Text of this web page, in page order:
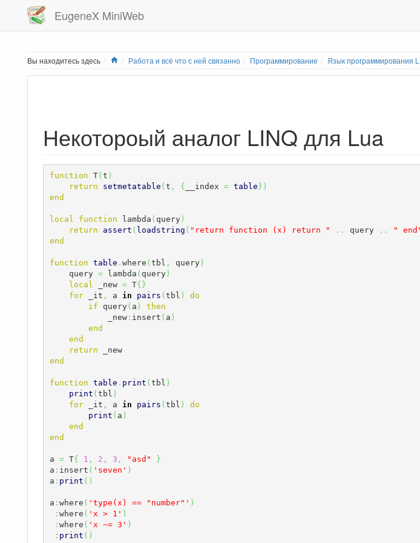
EugeneX MiniWeb
Вы находитесь здесь Home
Работа и всё что с ней связанно Программирование Язык программирования
Некотороый аналог LINQ для Lua
function T( t )
return
setmetatable ( t , { __index = table } )
end
local function lambda ( query)
return
assert ( loadstring ( "return function (x) return " .. query .. "
end
function table . where ( tbl , query)
    query
= lambda ( query)
local _new = T{ }
for _it , a in pairs ( tbl )
do
if query( a )
then
            _new
: insert ( a )
end
end
return
_new
end
function table . print ( tbl )
print ( tbl )
for _it , a in pairs ( tbl )
do
print ( a )
end
end
a = T{ 1 , 2 , 3 , "asd"
}
a : insert ( 'seven' )
a : print ( )
a : where ( 'type(x) == "number"' )
: where ( 'x > 1' )
: where ( 'x ~= 3' )
: print ( )